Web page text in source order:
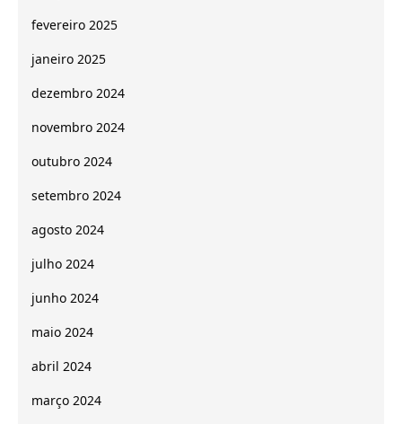
fevereiro 2025
janeiro 2025
dezembro 2024
novembro 2024
outubro 2024
setembro 2024
agosto 2024
julho 2024
junho 2024
maio 2024
abril 2024
março 2024